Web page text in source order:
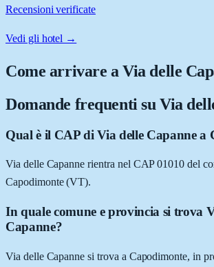
Recensioni verificate
Vedi gli hotel →
Come arrivare aVia delle
Domande frequenti su Via
Qual è il CAP di Via delle Capanne a
Via delle Capanne rientra nel CAP 01010 del
Capodimonte (VT).
In quale comune e provincia si trova
Capanne?
Via delle Capanne si trova a Capodimonte, in